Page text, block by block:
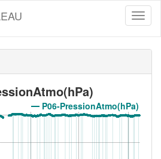
P06-PressionAtmo(hPa)